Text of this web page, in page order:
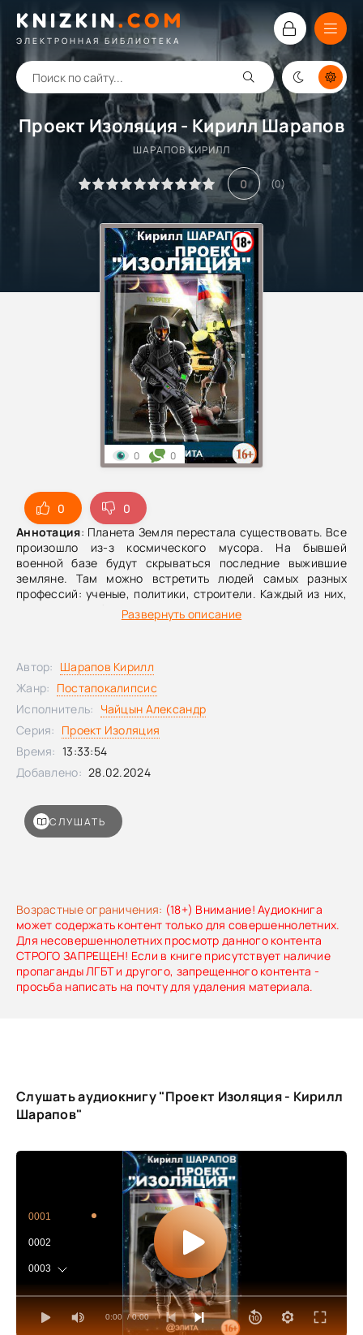
KNIZKIN.COM
ЭЛЕКТРОННАЯ БИБЛИОТЕКА
Проект Изоляция - Кирилл Шарапов
ШАРАПОВ КИРИЛЛ
0 (0)
0
0
Аннотация: Планета Земля перестала существовать. Все
произошло из-з космического мусора. На бывшей
военной базе будут скрываться последние выжившие
земляне. Там можно встретить людей самых разных
профессий: ученые, политики, строители. Каждый из них,
это элита. А нашему герою придется пронзить
пространство. Он возникнет в мире, где ему предстоит
планету, где идет еще более страшная война. Сколько
еще испытаний выпадет на долю людей, которые даже не
могли представить тот ужас, который им предстоит
пережить.
Развернуть описание
Возрастные ограничения: (18+) Внимание! Аудиокнига
может содержать контент только для совершеннолетних.
Для несовершеннолетних просмотр данного контента
СТРОГО ЗАПРЕЩЕН! Если в книге присутствует наличие
пропаганды ЛГБТ и другого, запрещенного контента -
просьба написать на почту для удаления материала.
0 0
СЛУШАТЬ
Автор: Шарапов Кирилл
Жанр: Постапокалипсис
Исполнитель: Чайцын Александр
Серия: Проект Изоляция
Время: 13:33:54
Добавлено: 28.02.2024
Слушать аудиокнигу "Проект Изоляция - Кирилл
Шарапов"
0:00 / 0:00
0001
0002
0003
0004
0005